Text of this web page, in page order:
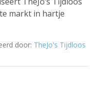
markt in hartje
door: TheJo's Tijdloos